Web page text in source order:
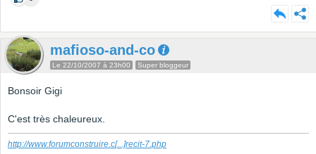
mafioso-and-co
Le 22/10/2007 à 23h00 Super bloggeur
Bonsoir Gigi
C'est très chaleureux.
http://www.forumconstruire.c[...]recit-7.php